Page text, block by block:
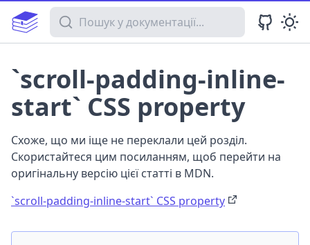
Пошук у документації
`scroll-padding-inline-
start` CSS property
Схоже, що ми іще не переклали цей розділ.
Скористайтеся цим посиланням, щоб перейти на
оригінальну версію цієї статті в MDN.
`scroll-padding-inline-start` CSS property